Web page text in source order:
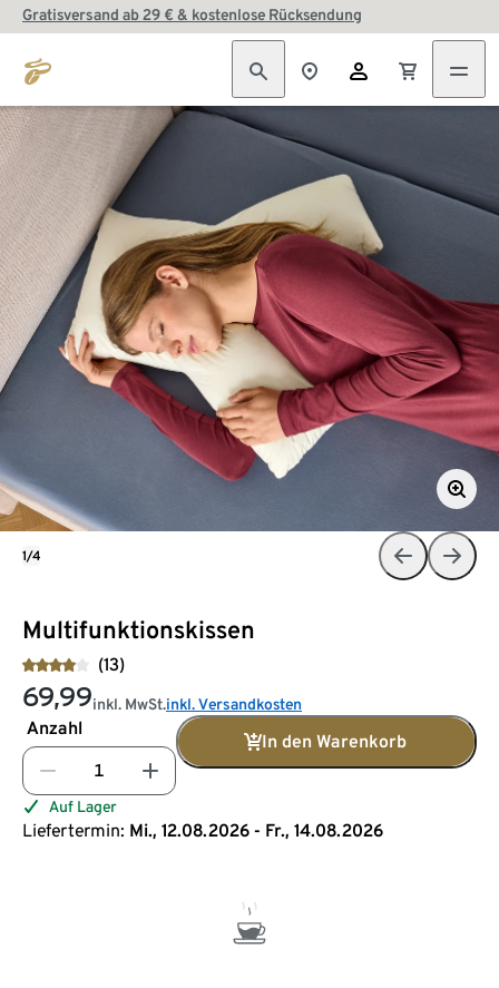
Gratisversand ab 29 € & kostenlose Rücksendung
Multifunktionskissen
(13)
69,99inkl. MwSt.inkl. Versandkosten
Anzahl
In den Warenkorb
Auf Lager
Liefertermin: Mi., 12.08.2026 - Fr., 14.08.2026
1/4